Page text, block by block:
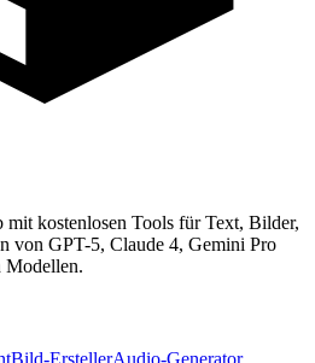
kostenlosen Tools für Text, Bilder,
von GPT-5, Claude 4, Gemini Pro
Modellen.